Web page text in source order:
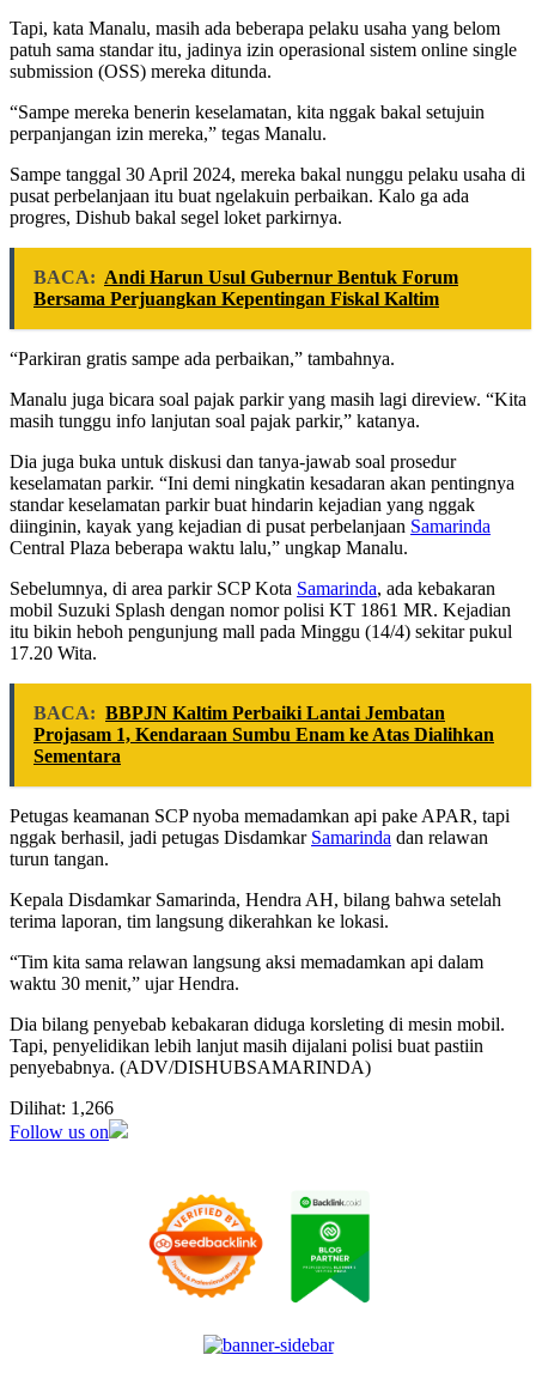
Tapi, kata Manalu, masih ada beberapa pelaku usaha yang belom
patuh sama standar itu, jadinya izin operasional sistem online single
submission (OSS) mereka ditunda.
“Sampe mereka benerin keselamatan, kita nggak bakal setujuin
perpanjangan izin mereka,” tegas Manalu.
Sampe tanggal 30 April 2024, mereka bakal nunggu pelaku usaha di
pusat perbelanjaan itu buat ngelakuin perbaikan. Kalo ga ada
progres, Dishub bakal segel loket parkirnya.
BACA: Andi Harun Usul Gubernur Bentuk Forum
Bersama Perjuangkan Kepentingan Fiskal Kaltim
“Parkiran gratis sampe ada perbaikan,” tambahnya.
Manalu juga bicara soal pajak parkir yang masih lagi direview. “Kita
masih tunggu info lanjutan soal pajak parkir,” katanya.
Dia juga buka untuk diskusi dan tanya-jawab soal prosedur
keselamatan parkir. “Ini demi ningkatin kesadaran akan pentingnya
standar keselamatan parkir buat hindarin kejadian yang nggak
diinginin, kayak yang kejadian di pusat perbelanjaan Samarinda
Central Plaza beberapa waktu lalu,” ungkap Manalu.
Sebelumnya, di area parkir SCP Kota Samarinda, ada kebakaran
mobil Suzuki Splash dengan nomor polisi KT 1861 MR. Kejadian
itu bikin heboh pengunjung mall pada Minggu (14/4) sekitar pukul
17.20 Wita.
BACA: BBPJN Kaltim Perbaiki Lantai Jembatan
Projasam 1, Kendaraan Sumbu Enam ke Atas Dialihkan
Sementara
Petugas keamanan SCP nyoba memadamkan api pake APAR, tapi
nggak berhasil, jadi petugas Disdamkar Samarinda dan relawan
turun tangan.
Kepala Disdamkar Samarinda, Hendra AH, bilang bahwa setelah
terima laporan, tim langsung dikerahkan ke lokasi.
“Tim kita sama relawan langsung aksi memadamkan api dalam
waktu 30 menit,” ujar Hendra.
Dia bilang penyebab kebakaran diduga korsleting di mesin mobil.
Tapi, penyelidikan lebih lanjut masih dijalani polisi buat pastiin
penyebabnya. (ADV/DISHUBSAMARINDA)
Dilihat: 1,266
Follow us on